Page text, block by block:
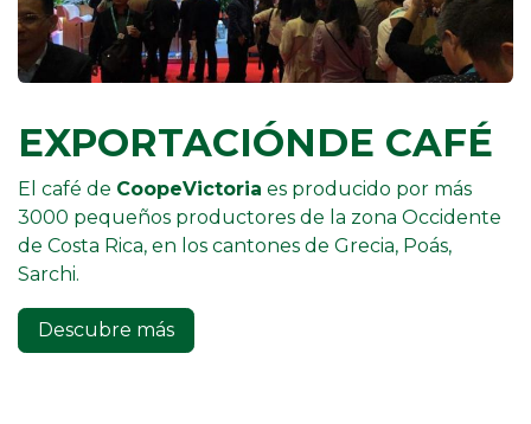
EXPORTACIÓNDE CAFÉ
El café de CoopeVictoria es producido por más
3000 pequeños productores de la zona Occidente
de Costa Rica, en los cantones de Grecia, Poás,
Sarchi.
Descubre más